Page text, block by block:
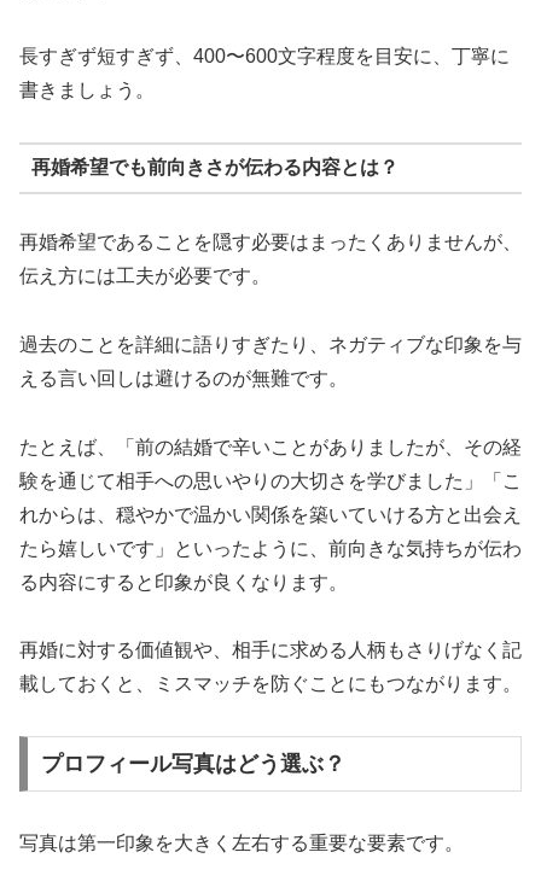
長すぎず短すぎず、400〜600文字程度を目安に、丁寧に
書きましょう。
再婚希望でも前向きさが伝わる内容とは？
再婚希望であることを隠す必要はまったくありませんが、
伝え方には工夫が必要です。
過去のことを詳細に語りすぎたり、ネガティブな印象を与
える言い回しは避けるのが無難です。
たとえば、「前の結婚で辛いことがありましたが、その経
験を通じて相手への思いやりの大切さを学びました」「こ
れからは、穏やかで温かい関係を築いていける方と出会え
たら嬉しいです」といったように、前向きな気持ちが伝わ
る内容にすると印象が良くなります。
再婚に対する価値観や、相手に求める人柄もさりげなく記
載しておくと、ミスマッチを防ぐことにもつながります。
プロフィール写真はどう選ぶ？
写真は第一印象を大きく左右する重要な要素です。